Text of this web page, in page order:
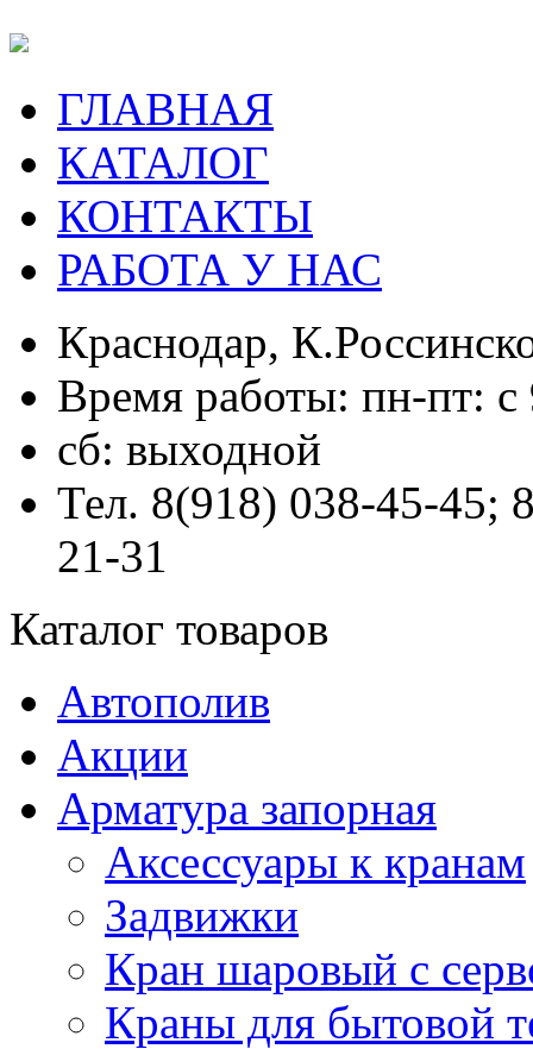
ГЛАВНАЯ
КАТАЛОГ
КОНТАКТЫ
РАБОТА У НАС
Краснодар,
Время работы: пн-пт:
сб: выходной
Тел. 8(918) 038-45-45;
21-31
Каталог товаров
Автополив
Акции
Арматура запорная
Аксессуары к кранам
Задвижки
Кран шаровый с
Краны для бытовой